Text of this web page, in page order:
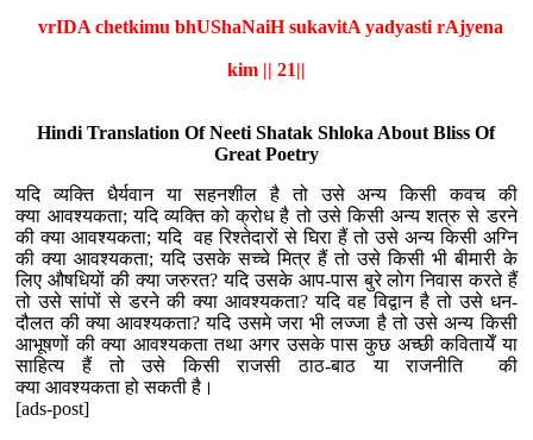
vrIDA chetkimu bhUShaNaiH sukavitA yadyasti rAjyena
kim || 21||
Hindi Translation Of Neeti Shatak Shloka About Bliss Of
Great Poetry
यदि व्यक्ति धैर्यवान या सहनशील है तो उसे अन्य किसी कवच की
क्या आवश्यकता; यदि व्यक्ति को क्रोध है तो उसे किसीअन्यशत्रु से डरने
की क्याआवश्यकता;यदि वह रिश्तेदारों से घिरा हैं तो उसे अन्य किसी अग्नि
की क्या आवश्यकता;यदि उसके सच्चे मित्र हैं तो उसे किसी भी बीमारी के
लिए औषधियों की क्या जरुरत?यदिउसके आप-पास बुरे लोग निवास करते हैं
तो उसे सांपों से डरने की क्या आवश्यकता?यदिवह विद्वान है तो उसे धन-
दौलत की क्या आवश्यकता?यदिउसमे जरा भी लज्जा है तो उसे अन्य किसी
आभूषणों की क्या आवश्यकता तथा अगर उसके पास कुछ अच्छी कवितायेँ या
साहित्य हैं तो उसे किसी राजसी ठाठ-बाठ या राजनीति की
क्याआवश्यकताहो सकती है।
[ads-post]